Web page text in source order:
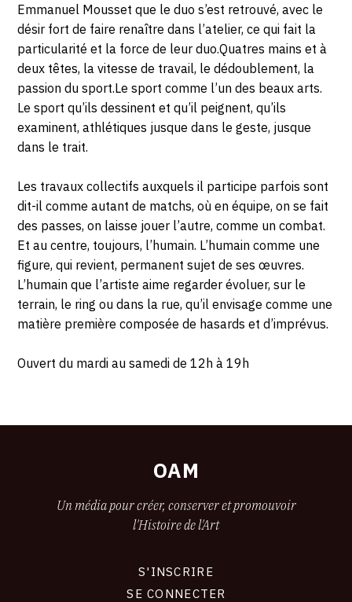
Emmanuel Mousset que le duo s’est retrouvé, avec le
désir fort de faire renaître dans l’atelier, ce qui fait la
particularité et la force de leur duo.Quatres mains et à
deux têtes, la vitesse de travail, le dédoublement, la
passion du sport.Le sport comme l’un des beaux arts.
Le sport qu’ils dessinent et qu’il peignent, qu’ils
examinent, athlétiques jusque dans le geste, jusque
dans le trait.
Les travaux collectifs auxquels il participe parfois sont
dit-il comme autant de matchs, où en équipe, on se fait
des passes, on laisse jouer l’autre, comme un combat.
Et au centre, toujours, l’humain. L’humain comme une
figure, qui revient, permanent sujet de ses œuvres.
L’humain que l’artiste aime regarder évoluer, sur le
terrain, le ring ou dans la rue, qu’il envisage comme une
matière première composée de hasards et d’imprévus.
Ouvert du mardi au samedi de 12h à 19h
OAM
Un média pour créer, conserver et promouvoir
l'Histoire de l'Art
S'INSCRIRE
SE CONNECTER